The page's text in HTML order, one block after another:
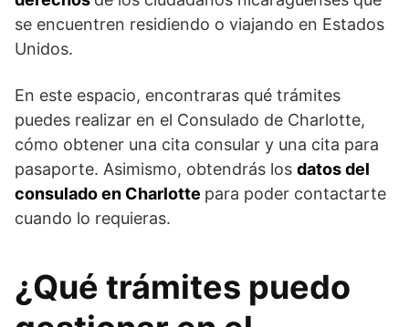
se encuentren residiendo o viajando en Estados
Unidos.
En este espacio, encontraras qué trámites
puedes realizar en el Consulado de Charlotte,
cómo obtener una cita consular y una cita para
pasaporte. Asimismo, obtendrás los datos del
consulado en Charlotte para poder contactarte
cuando lo requieras.
¿Qué trámites puedo